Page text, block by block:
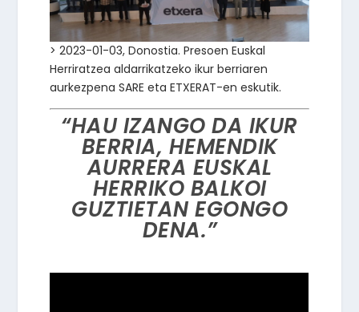
> 2023-01-03, Donostia. Presoen Euskal
Herriratzea aldarrikatzeko ikur berriaren
aurkezpena SARE eta ETXERAT-en eskutik.
“HAU IZANGO DA IKUR
BERRIA, HEMENDIK
AURRERA EUSKAL
HERRIKO BALKOI
GUZTIETAN EGONGO
DENA.”